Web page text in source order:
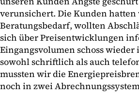
verunsichert. Die Kunden hatten
Beratungsbedarf, wollten
sich über Preisentwicklungen
Eingangsvolumen schoss wieder
sowohl schriftlich als auch
mussten wir die
noch in zwei